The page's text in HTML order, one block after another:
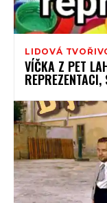
LIDOVÁ
VÍČKA Z PET